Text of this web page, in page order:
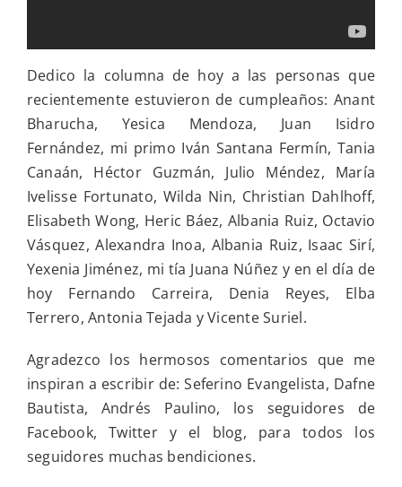
Dedico la columna de hoy a las personas que
recientemente estuvieron de cumpleaños: Anant
Bharucha, Yesica Mendoza, Juan Isidro
Fernández, mi primo Iván Santana Fermín, Tania
Canaán, Héctor Guzmán, Julio Méndez, María
Ivelisse Fortunato, Wilda Nin, Christian Dahlhoff,
Elisabeth Wong, Heric Báez, Albania Ruiz, Octavio
Vásquez, Alexandra Inoa, Albania Ruiz, Isaac Sirí,
Yexenia Jiménez, mi tía Juana Núñez y en el día de
hoy Fernando Carreira, Denia Reyes, Elba
Terrero, Antonia Tejada y Vicente Suriel.
Agradezco los hermosos comentarios que me
inspiran a escribir de: Seferino Evangelista, Dafne
Bautista, Andrés Paulino, los seguidores de
Facebook, Twitter y el blog, para todos los
seguidores muchas bendiciones.